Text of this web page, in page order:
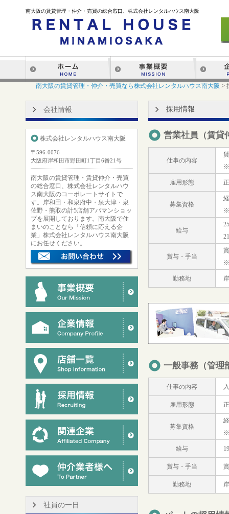
南大阪の賃貸管理・仲介・売買の総合窓口、株式会社レンタルハウス南大阪
南大阪の賃貸管理・仲介・売買なら株式会社レンタルハウス南大阪 >
採用情報
営業社員（賃貸
仕事の内容
※
雇用形態
募集資格
※
給与
賞与・手当
※
勤務地
一般事務（管理
仕事の内容
雇用形態
募集資格
※
給与
賞与・手当
勤務地
会社情報
株式会社レンタルハウス南大阪
〒596-0076
大阪府岸和田市野田町1丁目6番21号
南大阪の賃貸管理・賃貸仲介・売買
の総合窓口、株式会社レンタルハウ
ス南大阪のコーポレートサイトで
す。岸和田・和泉府中・泉大津・泉
佐野・熊取の計5店舗アパマンショッ
プを展開しております。南大阪で住
まいのことなら「信頼に応える企
業」株式会社レンタルハウス南大阪
にお任せください。
社員の一日